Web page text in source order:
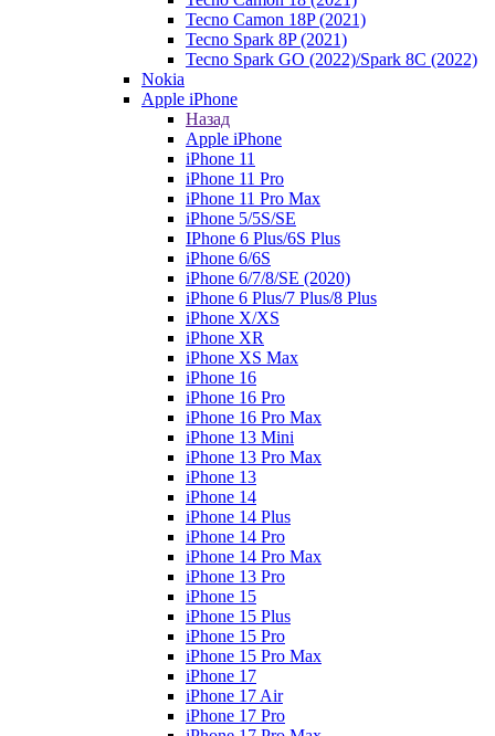
Tecno Camon 18P (2021)
Tecno Spark 8P (2021)
Tecno Spark GO (2022)/Spark 8C (2022)
Nokia
Apple iPhone
Назад
Apple iPhone
iPhone 11
iPhone 11 Pro
iPhone 11 Pro Max
iPhone 5/5S/SE
IPhone 6 Plus/6S Plus
iPhone 6/6S
iPhone 6/7/8/SE (2020)
iPhone 6 Plus/7 Plus/8 Plus
iPhone X/XS
iPhone XR
iPhone XS Max
iPhone 16
iPhone 16 Pro
iPhone 16 Pro Max
iPhone 13 Mini
iPhone 13 Pro Max
iPhone 13
iPhone 14
iPhone 14 Plus
iPhone 14 Pro
iPhone 14 Pro Max
iPhone 13 Pro
iPhone 15
iPhone 15 Plus
iPhone 15 Pro
iPhone 15 Pro Max
iPhone 17
iPhone 17 Air
iPhone 17 Pro